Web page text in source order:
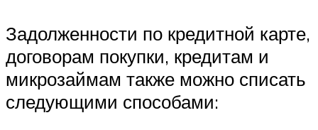
Задолженности по кредитной карте,
договорам покупки, кредитам и
микрозаймам также можно списать
следующими способами: